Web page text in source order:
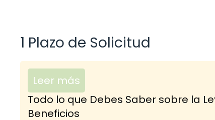
1 Plazo de Solicitud
Leer más
Todo lo que Debes Saber sobre la
Beneficios